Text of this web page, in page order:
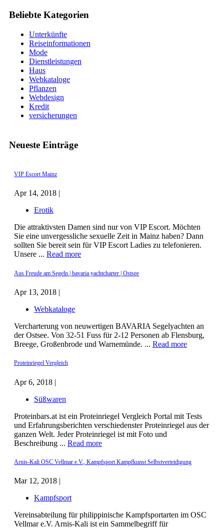
Beliebte Kategorien
Unterkünfte
Reiseinformationen
Mode
Dienstleistungen
Haus
Webkataloge
Pflanzen
Webdesign
Kredit
versicherungen
Neueste Einträge
VIP Escort Mainz
Apr 14, 2018 |
Erotik
Die attraktivsten Damen sind nur von VIP Escort. Möchten
Sie eine unvergessliche sexuelle Zeit in Mainz haben? Dann
sollten Sie bereit sein für VIP Escort Ladies zu telefonieren.
Unsere ... Read more
Aus Freude am Segeln | bavaria yachtcharter | Ostsee
Apr 13, 2018 |
Webkataloge
Vercharterung von neuwertigen BAVARIA Segelyachten an
der Ostsee. Von 32-51 Fuss für 2-12 Personen ab Flensburg,
Breege, Großenbrode und Warnemünde. ... Read more
Proteinriegel Vergleich
Apr 6, 2018 |
Süßwaren
Proteinbars.at ist ein Proteinriegel Vergleich Portal mit Tests
und Erfahrungsberichten verschiedenster Proteinriegel aus der
ganzen Welt. Jeder Proteinriegel ist mit Foto und
Beschreibung ... Read more
Arnis-Kali OSC Vellmar e.V., Kampfsport Kampfkunst Selbstverteidigung
Mar 12, 2018 |
Kampfsport
Vereinsabteilung für philippinische Kampfsportarten im OSC
Vellmar e.V. Arnis-Kali ist ein Sammelbegriff für